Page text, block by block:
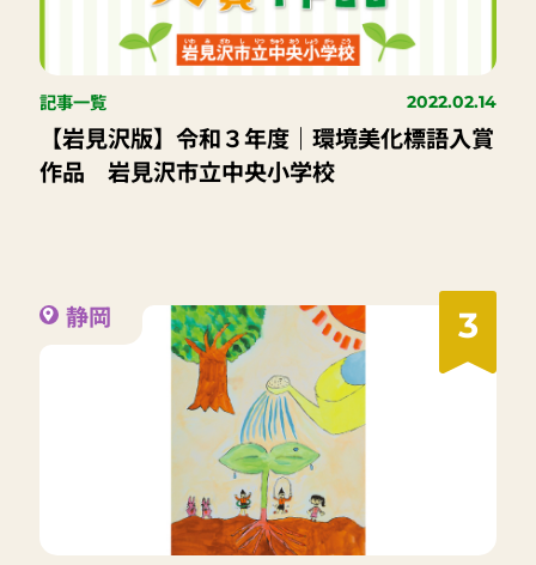
記事一覧 2022.02.14
【岩見沢版】令和３年度｜環境美化標語入賞
作品 岩見沢市立中央小学校
3
静岡